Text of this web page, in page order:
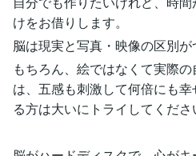
けをお借りします。
脳は現実と写真・映像の区別が
もちろん、絵ではなくて実際
は、五感も刺激して何倍にも
る方は大いにトライしてくださ